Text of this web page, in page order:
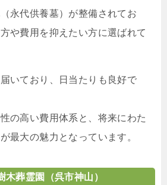
永代供養墓）が整備されてお
や費用を抑えたい方に選ばれて
いており、日当たりも良好で
の高い費用体系と、将来にわた
最大の魅力となっています。
木葬霊園（呉市神山）